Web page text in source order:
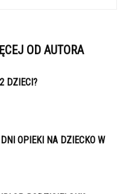
OD AUTORA
DZIECI?
OPIEKI NA DZIECKO W